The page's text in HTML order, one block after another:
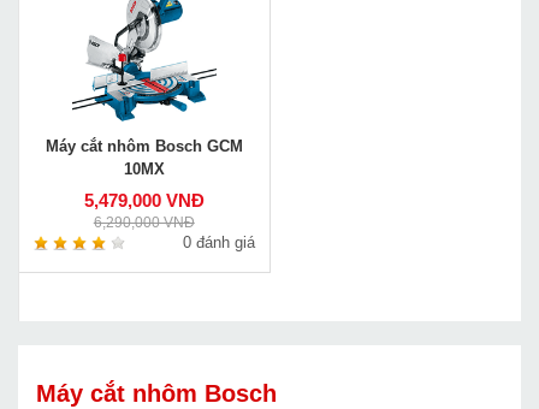
Máy cắt nhôm Bosch GCM
10MX
5,479,000 VNĐ
6,290,000 VNĐ
0 đánh giá
Máy cắt nhôm Bosch